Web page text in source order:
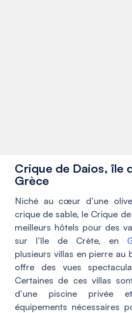
Crique de Daios, île
Grèce
Niché au cœur d’une
crique de sable, le Crique
meilleurs hôtels pour des
sur l’île de Crète, en
plusieurs villas en pierre au
offre des vues
Certaines de ces villas
d’une piscine privée
équipements nécessaires